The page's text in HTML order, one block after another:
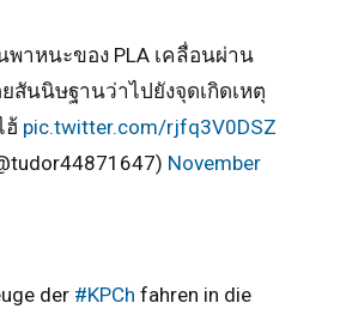
พาหนะของ PLA เคลื่อนผ่าน
ยสันนิษฐานว่าไปยังจุดเกิดเหตุ
ฮ้ pic.twitter.com/rjfq3V0DSZ
November
der #KPCh fahren in die